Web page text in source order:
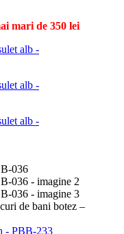
mari de 350 lei
de bani botez –